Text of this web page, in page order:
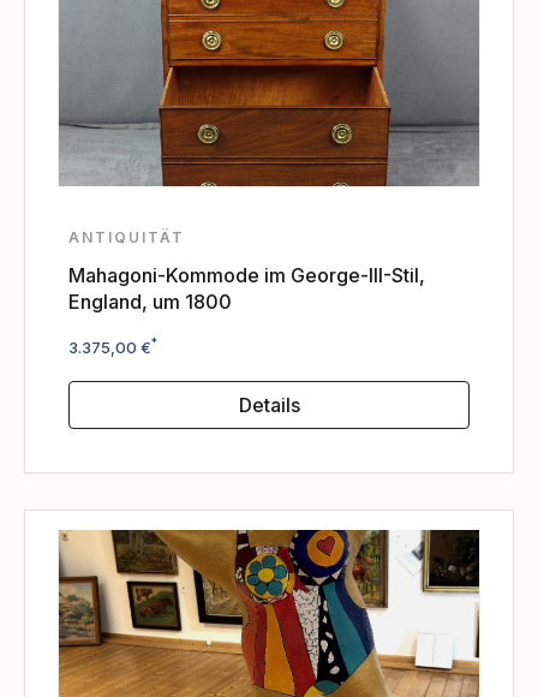
ANTIQUITÄT
Mahagoni-Kommode im George-III-Stil,
England, um 1800
Regulärer Preis:
3.375,00 €*
Details